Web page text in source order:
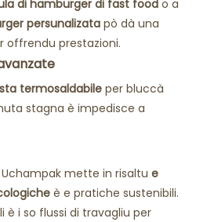
di hamburger di fast food o a
persunalizata pò dà una
offrendu prestazioni.
termosaldabile per bluccà
stagna è impedisce a
mette in risaltu e
è e pratiche sustenibili.
è i so flussi di travagliu per